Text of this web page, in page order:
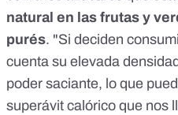
natural en las frutas y
purés. "Si deciden
cuenta su elevada
poder saciante, lo que
superávit calórico que nos